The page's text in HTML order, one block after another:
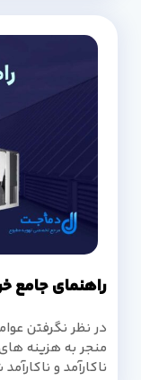
راهنمای جامع
در نظر نگرفتن
منجر به هزینه
ناکارآمد و